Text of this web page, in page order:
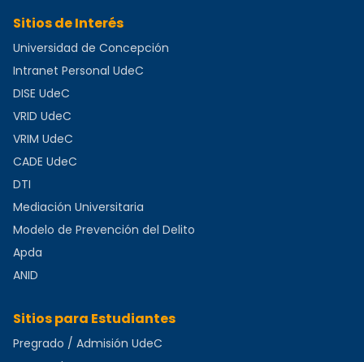
Sitios de Interés
Universidad de Concepción
Intranet Personal UdeC
DISE UdeC
VRID UdeC
VRIM UdeC
CADE UdeC
DTI
Mediación Universitaria
Modelo de Prevención del Delito
Apda
ANID
Sitios para Estudiantes
Pregrado / Admisión UdeC